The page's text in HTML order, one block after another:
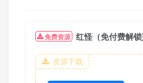
免费资源 红怪（免付费解锁
资源下载